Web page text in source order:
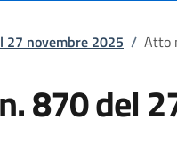
novembre 2025 / Atto
870 del